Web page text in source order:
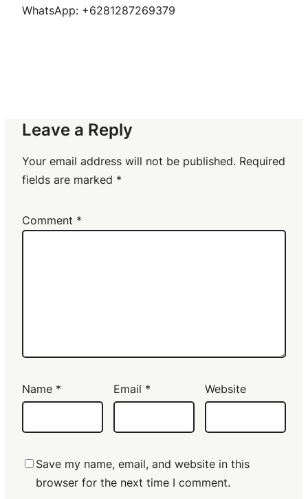
WhatsApp: +6281287269379
Leave a Reply
Your email address will not be published. Required
fields are marked *
Comment *
Name * Email * Website
Save my name, email, and website in this
browser for the next time I comment.